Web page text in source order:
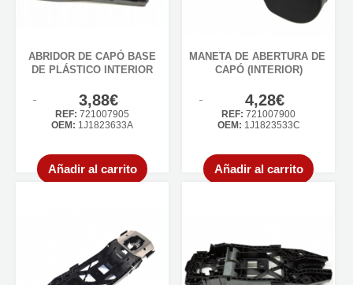
ABRIDOR DE CAPÓ BASE
DE PLÁSTICO INTERIOR
3,88€
REF: 721007905
OEM: 1J1823633A
Añadir al carrito
MANETA DE ABERTURA DE
CAPÓ (INTERIOR)
4,28€
REF: 721007900
OEM: 1J1823533C
Añadir al carrito